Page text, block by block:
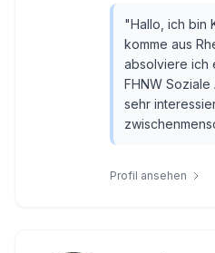
"Hallo, ich bin
komme aus
absolviere ich
FHNW
sehr
Profil ansehen